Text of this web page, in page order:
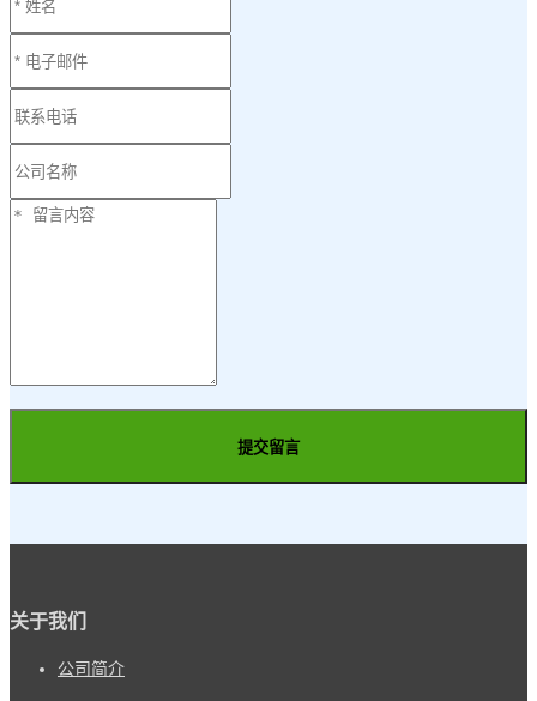
提交留言
关于我们
公司简介